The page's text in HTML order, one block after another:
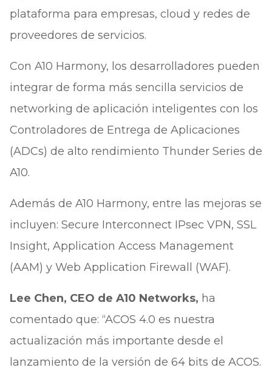
plataforma para empresas, cloud y redes de
proveedores de servicios.
Con A10 Harmony, los desarrolladores pueden
integrar de forma más sencilla servicios de
networking de aplicación inteligentes con los
Controladores de Entrega de Aplicaciones
(ADCs) de alto rendimiento Thunder Series de
A10.
Además de A10 Harmony, entre las mejoras se
incluyen: Secure Interconnect IPsec VPN, SSL
Insight, Application Access Management
(AAM) y Web Application Firewall (WAF).
Lee Chen, CEO de A10 Networks, ha
comentado que: “ACOS 4.0 es nuestra
actualización más importante desde el
lanzamiento de la versión de 64 bits de ACOS.